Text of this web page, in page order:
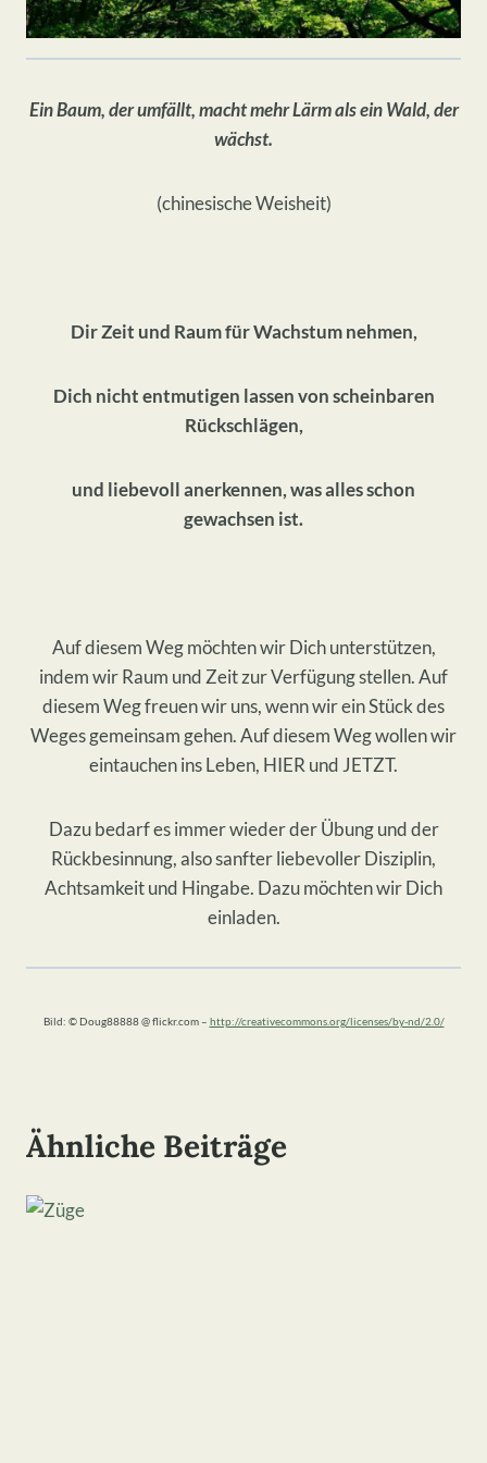
Ein Baum, der umfällt, macht mehr Lärm als ein Wald, der
wächst.
(chinesische Weisheit)
Dir Zeit und Raum für Wachstum nehmen,
Dich nicht entmutigen lassen von scheinbaren
Rückschlägen,
und liebevoll anerkennen, was alles schon
gewachsen ist.
Auf diesem Weg möchten wir Dich unterstützen,
indem wir Raum und Zeit zur Verfügung stellen. Auf
diesem Weg freuen wir uns, wenn wir ein Stück des
Weges gemeinsam gehen. Auf diesem Weg wollen wir
eintauchen ins Leben, HIER und JETZT.
Dazu bedarf es immer wieder der Übung und der
Rückbesinnung, also sanfter liebevoller Disziplin,
Achtsamkeit und Hingabe. Dazu möchten wir Dich
einladen.
Bild: © Doug88888 @ flickr.com – http://creativecommons.org/licenses/by-nd/2.0/
Ähnliche Beiträge